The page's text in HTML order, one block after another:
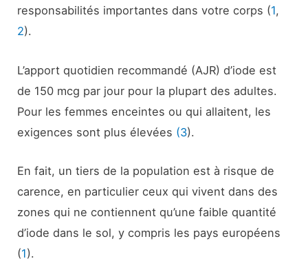
responsabilités importantes dans votre corps (1,
2).
L’apport quotidien recommandé (AJR) d’iode est
de 150 mcg par jour pour la plupart des adultes.
Pour les femmes enceintes ou qui allaitent, les
exigences sont plus élevées (3).
En fait, un tiers de la population est à risque de
carence, en particulier ceux qui vivent dans des
zones qui ne contiennent qu’une faible quantité
d’iode dans le sol, y compris les pays européens
(1).